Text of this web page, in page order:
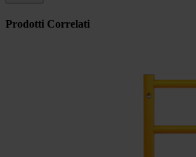
Prodotti Correlati